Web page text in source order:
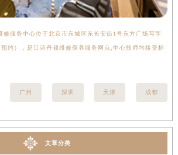
修服务中心位于北京市东城区东长安街1号东方广场写字
约），是江诗丹顿维修保养服务网点,中心技师均接受标
广州 深圳 天津 成都
文章分类